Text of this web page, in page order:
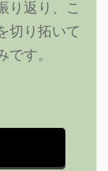
り返り、こ
切り拓いて
す。